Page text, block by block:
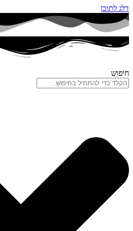
דלג לתוכן
חיפוש